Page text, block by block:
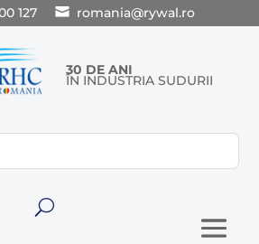
127 romania@rywal.ro
30 DE ANI
ÎN INDUSTRIA SUDURII
U